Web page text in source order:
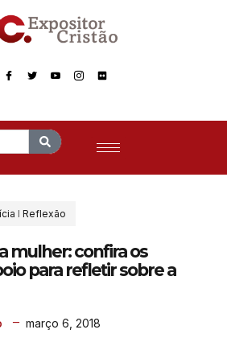
I Reflexão
mulher: confira os
para refletir sobre a
março 6, 2018